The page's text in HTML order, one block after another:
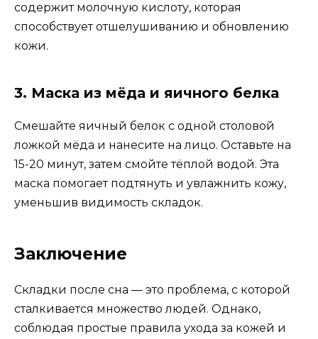
содержит молочную кислоту, которая
способствует отшелушиванию и обновлению
кожи.
3. Маска из мёда и яичного белка
Смешайте яичный белок с одной столовой
ложкой мёда и нанесите на лицо. Оставьте на
15-20 минут, затем смойте тёплой водой. Эта
маска помогает подтянуть и увлажнить кожу,
уменьшив видимость складок.
Заключение
Складки после сна — это проблема, с которой
сталкивается множество людей. Однако,
соблюдая простые правила ухода за кожей и